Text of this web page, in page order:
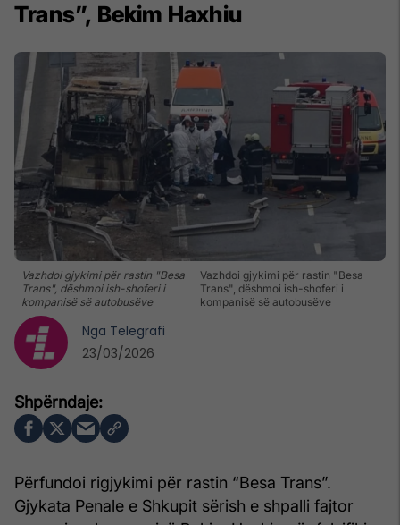
Trans”, Bekim Haxhiu
Vazhdoi gjykimi për rastin "Besa
Trans", dëshmoi ish-shoferi i
kompanisë së autobusëve
Vazhdoi gjykimi për rastin "Besa
Trans", dëshmoi ish-shoferi i
kompanisë së autobusëve
Përfundoi rigjykimi për rastin “Besa Trans”.
Gjykata Penale e Shkupit sërish e shpalli fajtor
Nga Telegrafi
23/03/2026